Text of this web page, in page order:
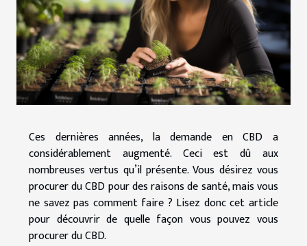
Ces dernières années, la demande en CBD a
considérablement augmenté. Ceci est dû aux
nombreuses vertus qu’il présente. Vous désirez vous
procurer du CBD pour des raisons de santé, mais vous
ne savez pas comment faire ? Lisez donc cet article
pour découvrir de quelle façon vous pouvez vous
procurer du CBD.